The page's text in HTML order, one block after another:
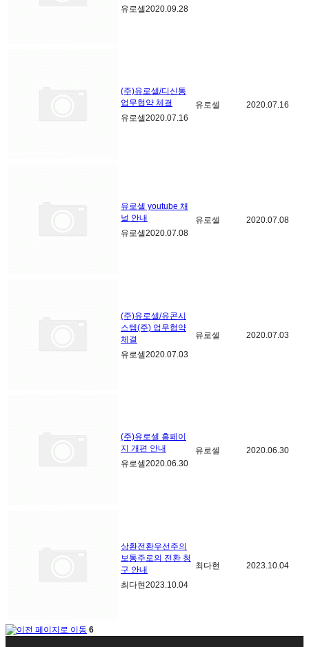
유로셀2020.09.28
(주)유로셀/디신통
업무협약 체결
유로셀2020.07.16
유로셀 2020.07.16
유로셀 youtube 채
널 안내
유로셀2020.07.08
유로셀 2020.07.08
(주)유로셀/유콘시
스템(주) 업무협약
체결
유로셀2020.07.03
유로셀 2020.07.03
(주)유로셀 홈페이
지 개편 안내
유로셀2020.06.30
유로셀 2020.06.30
상환전환우선주의
보통주로의 전환 청
구 안내
최다현2023.10.04
최다현 2023.10.04
6